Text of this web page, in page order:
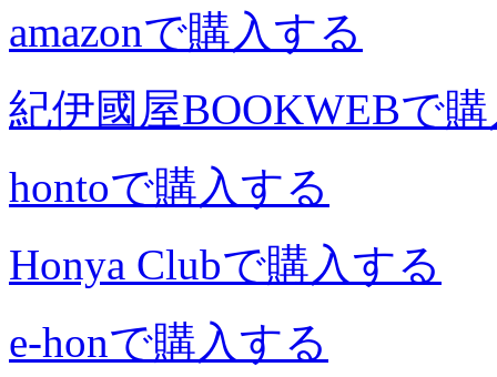
amazonで購入する
紀伊國屋BOOKWEBで
hontoで購入する
Honya Clubで購入する
e-honで購入する